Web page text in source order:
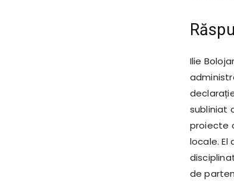
Ilie
subliniat
proiecte
locale.
de